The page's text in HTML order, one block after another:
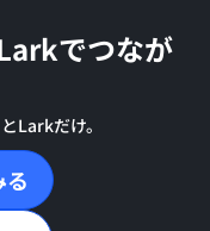
でつなが
Larkだけ。